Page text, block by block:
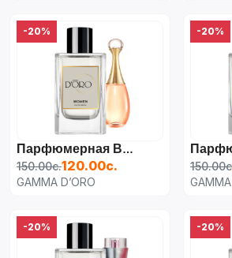
-20%
Парфюмерная Вода Для Женщин Christian Dior J'adore,
150.00с.120.00с.
GAMMA D’ORO
-20%
GAMMA
-20% -20%